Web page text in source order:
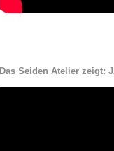
Das Seiden Atelier zeigt: